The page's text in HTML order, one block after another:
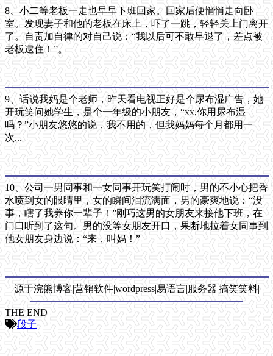
8、小二等老板一走也早早下班回家。回家后便悄悄走向卧
室。发现妻子和他的老板在床上，吓了一跳，轻轻关上门离开
了。自责加自律的对自己说：“我以后可不敢早退了，差点被
老板逮住！”。
9、话说我妈是个老师，昨天看电视正好是个尿布湿广告，她
开玩笑问她学生，是个一年级的小朋友，“xx,你用尿布湿
吗？”小朋友悠悠的说，我不用的，但我妈妈每个月都用一
次...
10、公司一男同事和一女同事开玩笑打闹时，男的不小心把香
水喷到女的眼睛里，女的瞬间泪流满面，男的豪爽地说：“没
事，瞎了我养你一辈子！”刚巧这男的女朋友来接他下班，在
门口听到了这句。男的没等女朋友开口，果断地拉着女同事到
他女朋友身边说：“来，叫妈！”
源于浣熊博客|营销软件|wordpress|易语言|服务器|搞笑笑料|
THE END
段子